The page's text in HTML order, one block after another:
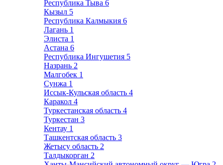
Республика Тыва 6
Кызыл 5
Республика Калмыкия 6
Лагань 1
Элиста 1
Астана 6
Республика Ингушетия 5
Назрань 2
Малгобек 1
Сунжа 1
Иссык-Кульская область 4
Каракол 4
Туркестанская область 4
Туркестан 3
Кентау 1
Ташкентская область 3
Жетысу область 2
Талдыкорган 2